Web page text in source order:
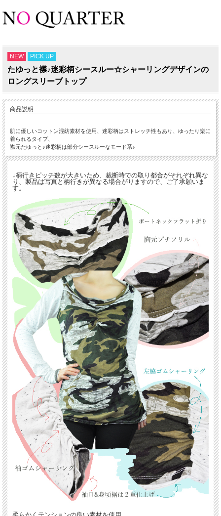
NEW PICK UP
たゆっと襟♪迷彩柄シースルー☆シャーリングデザインの
ロングスリーブトップ
商品説明
肌に優しいコットン混紡素材を使用、迷彩柄はストレッチ性もあり、ゆったり楽に
着られるタイプ、
襟元たゆっと♪迷彩柄は部分シースルーなモード系♪
↓柄行きピッチ数が大きいため、裁断時での取り都合がそれぞれ異な
り、製品は写真と柄行きが異なる場合がりますので、ご了承願いま
す。